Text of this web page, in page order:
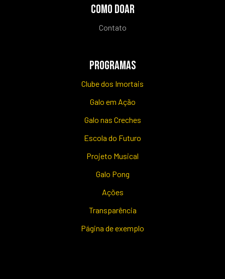
COMO DOAR
Contato
PROGRAMAS
Clube dos Imortais
Galo em Ação
Galo nas Creches
Escola do Futuro
Projeto Musical
Galo Pong
Ações
Transparência
Página de exemplo